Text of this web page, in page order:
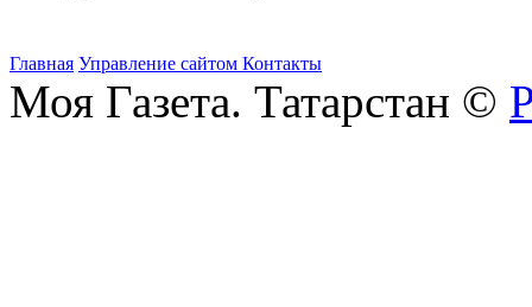
Главная Управление сайтом Контакты
Моя Газета. Татарстан ©